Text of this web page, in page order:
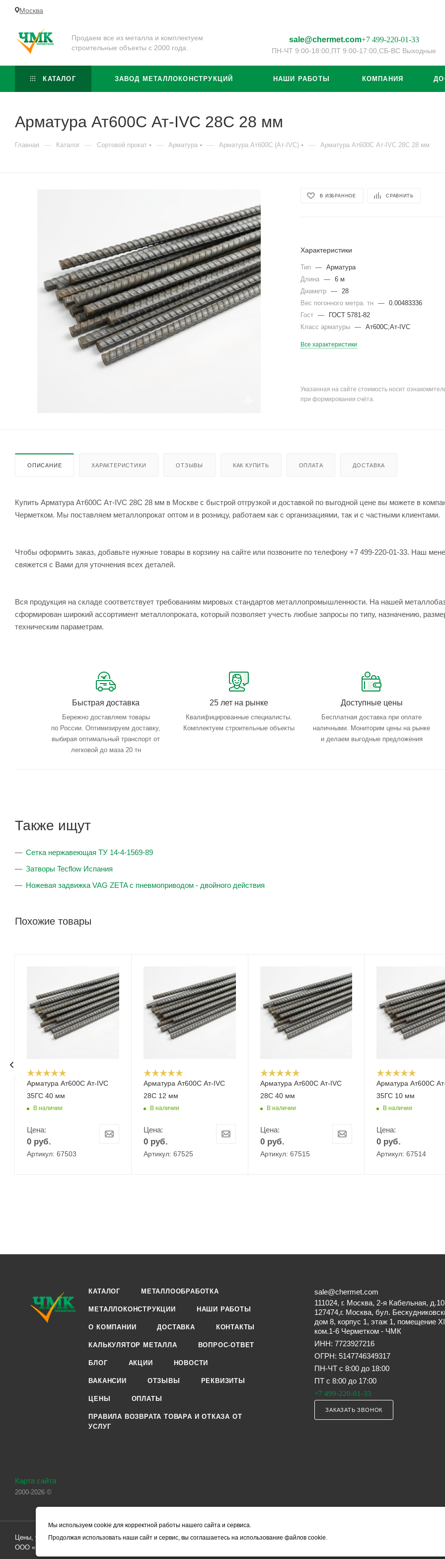
Москва
Продаем все из металла и комплектуем
строительные объекты с 2000 года.
sale@chermet.com+7 499-220-01-33
ПН-ЧТ 9:00-18:00, ПТ 9:00-17:00, СБ-ВС Выходные
КАТАЛОГ ЗАВОД МЕТАЛЛОКОНСТРУКЦИЙ НАШИ РАБОТЫ КОМПАНИЯ
Арматура Ат600С Ат-IVС 28С 28 мм
Главная — Каталог — Сортовой прокат — Арматура — Арматура Ат600С (Ат-IVС) — Арматура Ат600С Ат-IVС 28С 28 мм
В ИЗБРАННОЕ СРАВНИТЬ
Характеристики
Тип —
Арматура
Длина
—
6 м
Диаметр
—
28
Вес погонного метра. тн
—
0.00483336
Гост
—
ГОСТ 5781-82
Класс арматуры
— Ат600С;Ат-IVС
Все характеристики
Указанная на сайте стоимость носит
при формировании счёта.
ОПИСАНИЕ ХАРАКТЕРИСТИКИ ОТЗЫВЫ КАК КУПИТЬ ОПЛАТА ДОСТАВКА
Купить Арматура Ат600С Ат-IVС 28С 28 мм в Москве с быстрой отгрузкой и доставкой по выгодной цене вы можете в
Черметком. Мы поставляем металлопрокат оптом и в розницу, работаем как с организациями, так и с частными клиентами.
Чтобы оформить заказ, добавьте нужные товары в корзину на сайте или позвоните по телефону +7 499-220-01-33. Наш
свяжется с Вами для уточнения всех деталей.
Вся продукция на складе соответствует требованиям мировых стандартов металлопромышленности. На нашей
сформирован широкий ассортимент металлопроката, который позволяет учесть любые запросы по типу, назначению,
техническим параметрам.
Быстрая доставка
Бережно доставляем товары
по России. Оптимизируем доставку,
выбирая оптимальный транспорт от
легковой до маза 20 тн
25 лет на рынке
Квалифицированные специалисты.
Комплектуем строительные объекты
Доступные цены
Бесплатная доставка при оплате
наличными. Мониторим цены на рынке
и делаем выгодные предложения
Также ищут
Сетка нержавеющая ТУ 14-4-1569-89
Затворы Tecflow Испания
Ножевая задвижка VAG ZETA c пневмоприводом - двойного действия
Похожие товары
Арматура Ат600С Ат-IVС
35ГС 40 мм
В наличии
Цена:
0 руб.
Артикул: 67503
Арматура Ат600С Ат-IVС
28С 12 мм
В наличии
Цена:
0руб.
Артикул: 67525
Арматура Ат600С Ат-IVС
28С 40 мм
В наличии
Цена:
0руб.
Артикул: 67515
Арматура Ат600С
35ГС 10 мм
В наличии
Цена:
0 руб.
Артикул: 67514
КАТАЛОГ МЕТАЛЛООБРАБОТКА
МЕТАЛЛОКОНСТРУКЦИИ НАШИ РАБОТЫ
О КОМПАНИИ ДОСТАВКА КОНТАКТЫ
КАЛЬКУЛЯТОР МЕТАЛЛА ВОПРОС-ОТВЕТ
БЛОГ АКЦИИ НОВОСТИ
ВАКАНСИИ ОТЗЫВЫ РЕКВИЗИТЫ
ЦЕНЫ ОПЛАТЫ
ПРАВИЛА ВОЗВРАТА ТОВАРА И ОТКАЗА ОТ
УСЛУГ
sale@chermet.com
111024, г. Москва, 2-я Кабельная, д.10
127474,г. Москва, бул.
дом 8, корпус 1, этаж 1, помещение
ком.1-6 Черметком - ЧМК
ИНН: 7723927216
ОГРН: 5147746349317
ПН-ЧТ с 8:00 до 18:00
ПТ с 8:00 до 17:00
+7 499-220-01-33
ЗАКАЗАТЬ ЗВОНОК
Карта сайта
2000-2026 ©
Цены, указанные на сайте, носят справочный характер и не являются офертой (в соответствии со ст. 435 ГК РФ). Они могут изменяться в
ООО «ЧЕРМЕТ.КОМ» по заключению Договора. Окончательная стоимость товара формируется менеджером и уточняется вместе со сроками
Мы используем cookie для корректной работы нашего сайта и сервиса.
Продолжая использовать наши сайт и сервис, вы соглашаетесь на использование файлов cookie.